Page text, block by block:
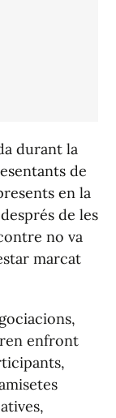
durant la
de
en la
de les
no va
marcat
enfront